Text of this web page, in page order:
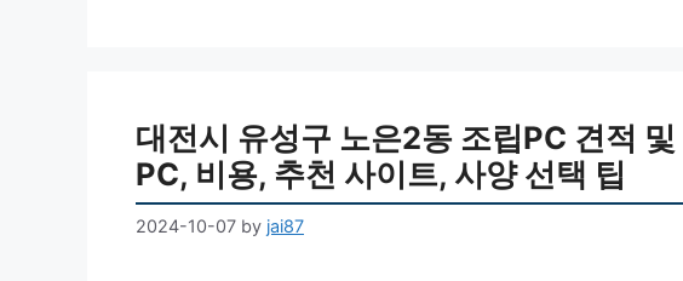
대전시 유성구 노은2동 조립PC 견적
PC, 비용, 추천 사이트, 사양 선택 팁
2024-10-07 by jai87